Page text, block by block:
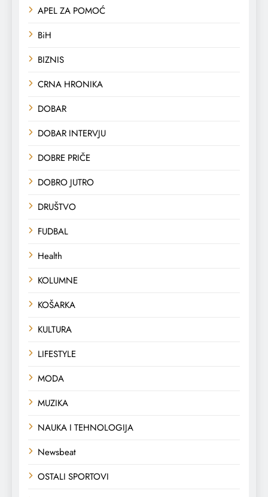
APEL ZA POMOĆ
BiH
BIZNIS
CRNA HRONIKA
DOBAR
DOBAR INTERVJU
DOBRE PRIČE
DOBRO JUTRO
DRUŠTVO
FUDBAL
Health
KOLUMNE
KOŠARKA
KULTURA
LIFESTYLE
MODA
MUZIKA
NAUKA I TEHNOLOGIJA
Newsbeat
OSTALI SPORTOVI